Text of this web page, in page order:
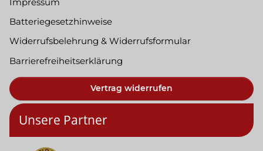
Batteriegesetzhinweise
Widerrufsbelehrung & Widerrufsformular
Barrierefreiheitserklärung
Vertrag widerrufen
Unsere Partner